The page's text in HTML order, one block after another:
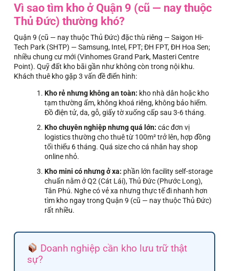
Vì sao tìm kho ở Quận 9 (cũ — nay thuộc
Thủ Đức) thường khó?
Quận 9 (cũ — nay thuộc Thủ Đức) đặc thù riêng — Saigon Hi-
Tech Park (SHTP) — Samsung, Intel, FPT; ĐH FPT, ĐH Hoa Sen;
nhiều chung cư mới (Vinhomes Grand Park, Masteri Centre
Point). Quỹ đất kho bãi gần như không còn trong nội khu.
Khách thuê kho gặp 3 vấn đề điển hình:
Kho rẻ nhưng không an toàn: kho nhà dân hoặc kho
tạm thường ẩm, không khoá riêng, không bảo hiểm.
Đồ điện tử, da, gỗ, giấy tờ xuống cấp sau 3-6 tháng.
Kho chuyên nghiệp nhưng quá lớn: các đơn vị
logistics thường cho thuê từ 100m² trở lên, hợp đồng
tối thiểu 6 tháng. Quá size cho cá nhân hay shop
online nhỏ.
Kho mini có nhưng ở xa: phần lớn facility self-storage
chuẩn nằm ở Q2 (Cát Lái), Thủ Đức (Phước Long),
Tân Phú. Nghe có vẻ xa nhưng thực tế đi nhanh hơn
tìm kho ngay trong Quận 9 (cũ — nay thuộc Thủ Đức)
rất nhiều.
Doanh nghiệp cần kho lưu trữ thật
sự?